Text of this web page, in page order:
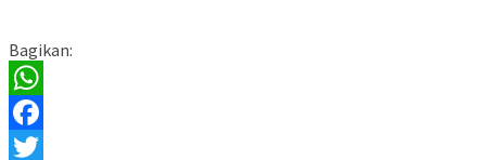
Bagikan:
WhatsApp
Facebook